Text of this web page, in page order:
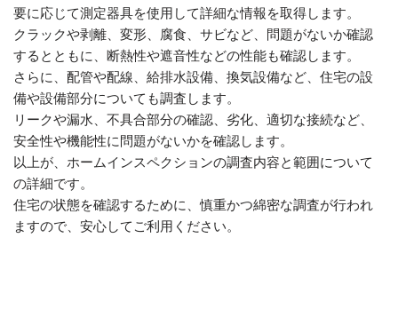
要に応じて測定器具を使用して詳細な情報を取得します。
クラックや剥離、変形、腐食、サビなど、問題がないか確認
するとともに、断熱性や遮音性などの性能も確認します。
さらに、配管や配線、給排水設備、換気設備など、住宅の設
備や設備部分についても調査します。
リークや漏水、不具合部分の確認、劣化、適切な接続など、
安全性や機能性に問題がないかを確認します。
以上が、ホームインスペクションの調査内容と範囲について
の詳細です。
住宅の状態を確認するために、慎重かつ綿密な調査が行われ
ますので、安心してご利用ください。